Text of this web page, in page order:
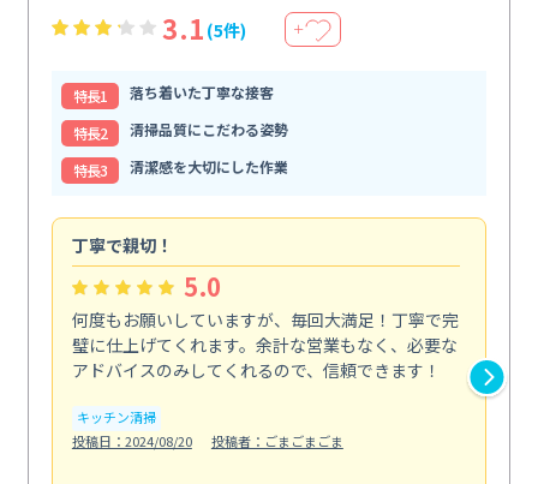
3.1 (5件) ＋
特⻑1
落ち着いた丁寧な接客
特⻑2
清掃品質にこだわる姿勢
特⻑3
清潔感を大切にした作業
丁寧で親切！
5.0
何度もお願いしていますが、毎回大満足！丁寧で完
璧に仕上げてくれます。余計な営業もなく、必要な
アドバイスのみしてくれるので、信頼できます！
キッチン清掃
投稿日：2024/08/20
投稿者：ごまごまごま